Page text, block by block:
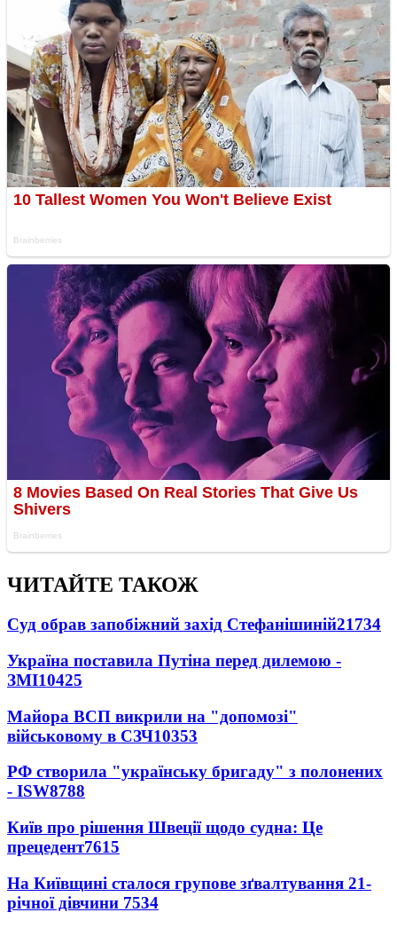
ЧИТАЙТЕ ТАКОЖ
Суд обрав запобіжний захід Стефанішиній21734
Україна поставила Путіна перед дилемою -
ЗМІ10425
Майора ВСП викрили на "допомозі"
військовому в СЗЧ10353
РФ створила "українську бригаду" з полонених
- ISW8788
Київ про рішення Швеції щодо судна: Це
прецедент7615
На Київщині сталося групове зґвалтування 21-
річної дівчини 7534